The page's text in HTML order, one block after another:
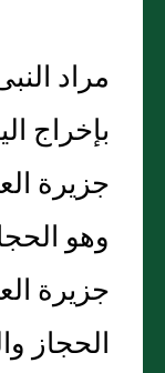
مراد
بإخراج
جزيرة
وهو
جزيرة
الحجاز